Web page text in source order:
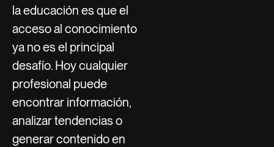
la educación es que el
acceso al conocimiento
ya no es el principal
desafío. Hoy cualquier
profesional puede
encontrar información,
analizar tendencias o
generar contenido en